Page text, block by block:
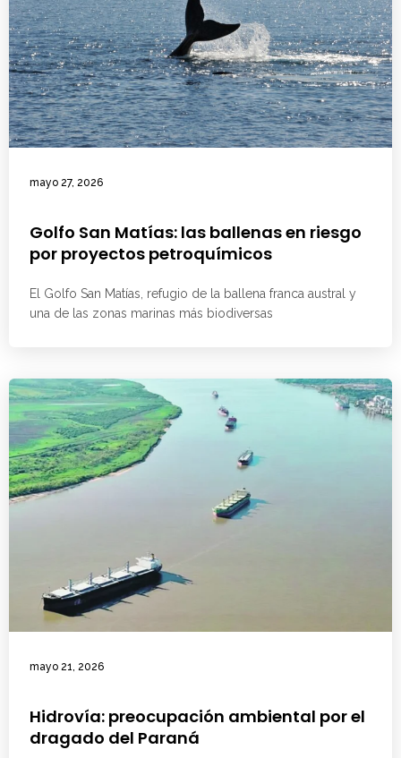
mayo 27, 2026
Golfo San Matías: las ballenas en riesgo
por proyectos petroquímicos
El Golfo San Matías, refugio de la ballena franca austral y
una de las zonas marinas más biodiversas
mayo 21, 2026
Hidrovía: preocupación ambiental por el
dragado del Paraná